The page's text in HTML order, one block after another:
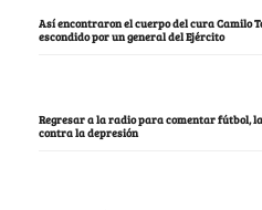
Así encontraron el cuerpo del cura Camilo
escondido por un general del Ejército
Regresar a la radio para comentar fútbol,
contra la depresión